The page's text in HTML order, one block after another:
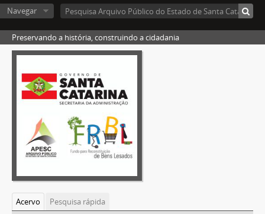
Navegar
Preservando a história, construindo a cidadania
Acervo
Pesquisa rápida